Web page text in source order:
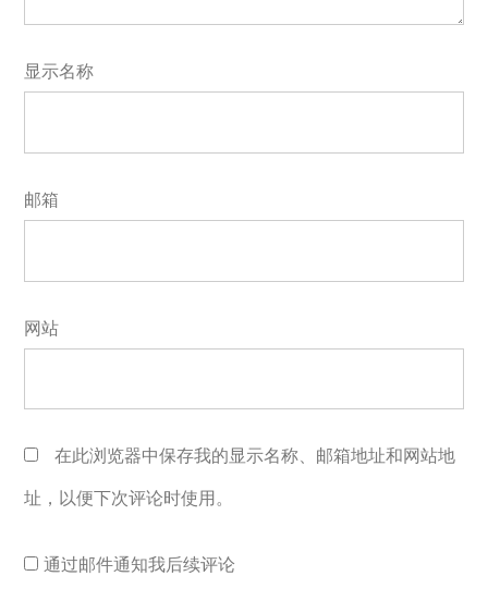
显示名称
邮箱
网站
在此浏览器中保存我的显示名称、邮箱地址和网站地
址，以便下次评论时使用。
通过邮件通知我后续评论